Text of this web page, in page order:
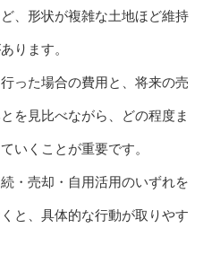
、形状が複雑な土地ほど維持
ります。
った場合の費用と、将来の売
を見比べながら、どの程度ま
いくことが重要です。
・売却・自用活用のいずれを
と、具体的な行動が取りやす